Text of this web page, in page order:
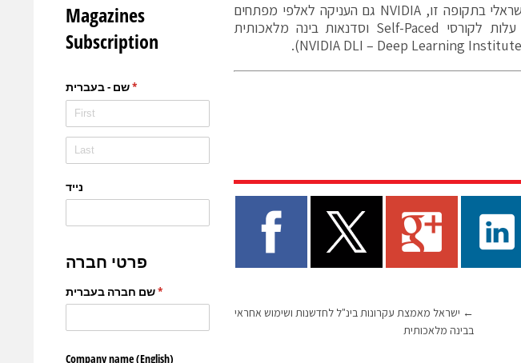
כחלק מהתמיכה הרחבה שלה באקו-סיסטם הישראלי בתקופה זו, NVIDIA גם העניקה לאלפי מפתחים
החברים בתוכנית המפתחים שלה גישה ללא עלות לקורסי Self-Paced וסדנאות בינה מלאכותית
← ישראל מאמצת עקרונות בינ"ל לחדשנות ושימוש אחראי
בבינה מלאכותית